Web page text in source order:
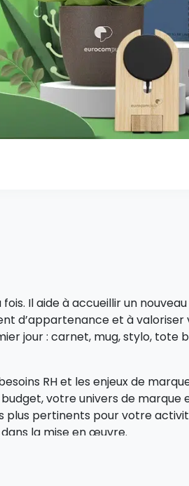
Il aide à accueillir un
d’appartenance et à
jour : carnet, mug, stylo, tote
RH et les enjeux de
votre univers de marque
plus pertinents pour votre
la mise en œuvre.
Il contribue à